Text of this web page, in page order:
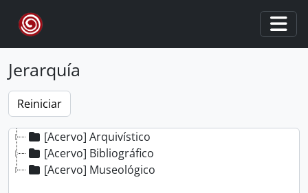
Skip to main content
Jerarquía
[Acervo] Arquivístico
[Acervo] Bibliográfico
[Acervo] Museológico